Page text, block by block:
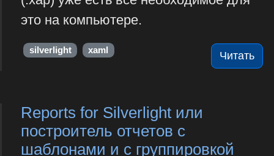
это на компьютере.
Читать
silverlight xaml
Reports for Silverlight или
построитель отчетов c
шаблонами и с группировкой